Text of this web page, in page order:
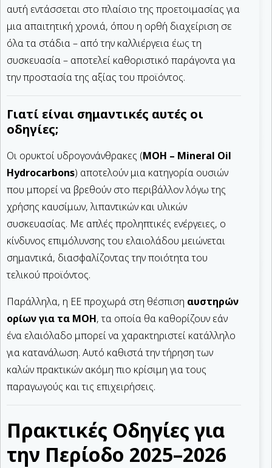
αυτή εντάσσεται στο πλαίσιο της προετοιμασίας για
μια απαιτητική χρονιά, όπου η ορθή διαχείριση σε
όλα τα στάδια – από την καλλιέργεια έως τη
συσκευασία – αποτελεί καθοριστικό παράγοντα για
την προστασία της αξίας του προϊόντος.
Γιατί είναι σημαντικές αυτές οι
οδηγίες;
Οι ορυκτοί υδρογονάνθρακες (MOH – Mineral Oil
Hydrocarbons) αποτελούν μια κατηγορία ουσιών
που μπορεί να βρεθούν στο περιβάλλον λόγω της
χρήσης καυσίμων, λιπαντικών και υλικών
συσκευασίας. Με απλές προληπτικές ενέργειες, ο
κίνδυνος επιμόλυνσης του ελαιολάδου μειώνεται
σημαντικά, διασφαλίζοντας την ποιότητα του
τελικού προϊόντος.
Παράλληλα, η ΕΕ προχωρά στη θέσπιση αυστηρών
ορίων για τα MOH, τα οποία θα καθορίζουν εάν
ένα ελαιόλαδο μπορεί να χαρακτηριστεί κατάλληλο
για κατανάλωση. Αυτό καθιστά την τήρηση των
καλών πρακτικών ακόμη πιο κρίσιμη για τους
παραγωγούς και τις επιχειρήσεις.
Πρακτικές Οδηγίες για
την Περίοδο 2025–2026